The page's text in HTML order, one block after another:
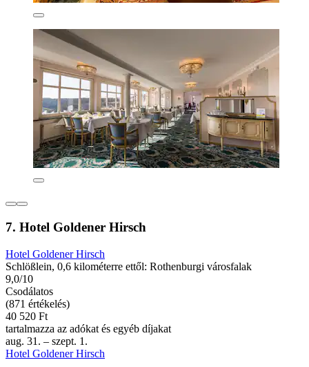
7. Hotel Goldener Hirsch
Hotel Goldener Hirsch
Schlößlein, 0,6 kilométerre ettől: Rothenburgi városfalak
9,0/10
Csodálatos
(871 értékelés)
40 520 Ft
tartalmazza az adókat és egyéb díjakat
aug. 31. – szept. 1.
Hotel Goldener Hirsch